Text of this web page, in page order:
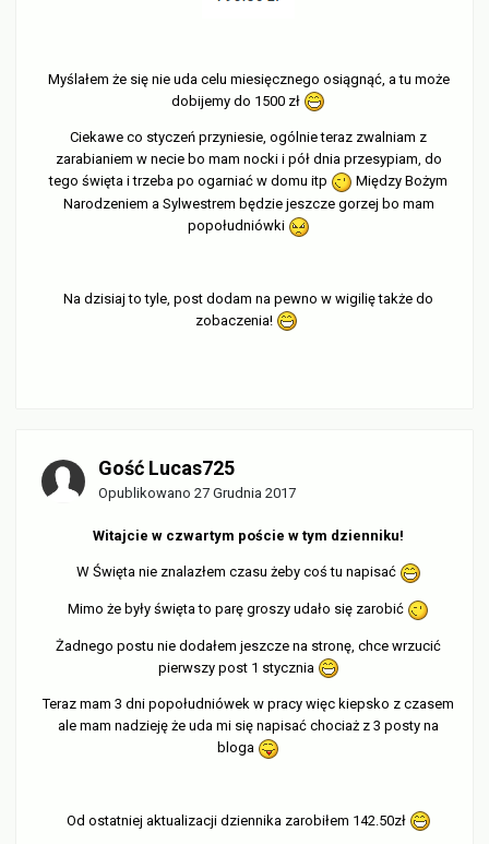
Myślałem że się nie uda celu miesięcznego osiągnąć, a tu może
dobijemy do 1500 zł
Ciekawe co styczeń przyniesie, ogólnie teraz zwalniam z
zarabianiem w necie bo mam nocki i pół dnia przesypiam, do
tego święta i trzeba po ogarniać w domu itp
Między Bożym
Narodzeniem a Sylwestrem będzie jeszcze gorzej bo mam
popołudniówki
Na dzisiaj to tyle, post dodam na pewno w wigilię także do
zobaczenia!
Gość Lucas725
Opublikowano 27 Grudnia 2017
Witajcie w czwartym poście w tym dzienniku!
W Święta nie znalazłem czasu żeby coś tu napisać
Mimo że były święta to parę groszy udało się zarobić
Żadnego postu nie dodałem jeszcze na stronę, chce wrzucić
pierwszy post 1 stycznia
Teraz mam 3 dni popołudniówek w pracy więc kiepsko z czasem
ale mam nadzieję że uda mi się napisać chociaż z 3 posty na
bloga
Od ostatniej aktualizacji dziennika zarobiłem 142.50zł